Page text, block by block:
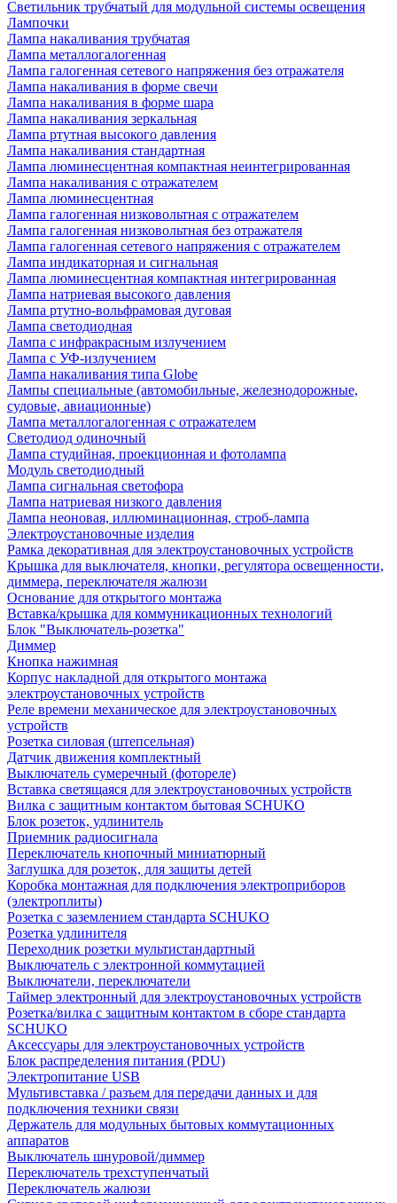
Светильник трубчатый для модульной системы освещения
Лампочки
Лампа накаливания трубчатая
Лампа металлогалогенная
Лампа галогенная сетевого напряжения без отражателя
Лампа накаливания в форме свечи
Лампа накаливания в форме шара
Лампа накаливания зеркальная
Лампа ртутная высокого давления
Лампа накаливания стандартная
Лампа люминесцентная компактная неинтегрированная
Лампа накаливания с отражателем
Лампа люминесцентная
Лампа галогенная низковольтная с отражателем
Лампа галогенная низковольтная без отражателя
Лампа галогенная сетевого напряжения с отражателем
Лампа индикаторная и сигнальная
Лампа люминесцентная компактная интегрированная
Лампа натриевая высокого давления
Лампа ртутно-вольфрамовая дуговая
Лампа светодиодная
Лампа с инфракрасным излучением
Лампа с УФ-излучением
Лампа накаливания типа Globe
Лампы специальные (автомобильные, железнодорожные,
судовые, авиационные)
Лампа металлогалогенная с отражателем
Светодиод одиночный
Лампа студийная, проекционная и фотолампа
Модуль светодиодный
Лампа сигнальная светофора
Лампа натриевая низкого давления
Лампа неоновая, иллюминационная, строб-лампа
Электроустановочные изделия
Рамка декоративная для электроустановочных устройств
Крышка для выключателя, кнопки, регулятора освещенности,
диммера, переключателя жалюзи
Основание для открытого монтажа
Вставка/крышка для коммуникационных технологий
Блок "Выключатель-розетка"
Диммер
Кнопка нажимная
Корпус накладной для открытого монтажа
электроустановочных устройств
Реле времени механическое для электроустановочных
устройств
Розетка силовая (штепсельная)
Датчик движения комплектный
Выключатель сумеречный (фотореле)
Вставка светящаяся для электроустановочных устройств
Вилка с защитным контактом бытовая SCHUKO
Блок розеток, удлинитель
Приемник радиосигнала
Переключатель кнопочный миниатюрный
Заглушка для розеток, для защиты детей
Коробка монтажная для подключения электроприборов
(электроплиты)
Розетка с заземлением стандарта SCHUKO
Розетка удлинителя
Переходник розетки мультистандартный
Выключатель с электронной коммутацией
Выключатели, переключатели
Таймер электронный для электроустановочных устройств
Розетка/вилка с защитным контактом в сборе стандарта
SCHUKO
Аксессуары для электроустановочных устройств
Блок распределения питания (PDU)
Электропитание USB
Мультивставка / разъем для передачи данных и для
подключения техники связи
Держатель для модульных бытовых коммутационных
аппаратов
Выключатель шнуровой/диммер
Переключатель трехступенчатый
Переключатель жалюзи